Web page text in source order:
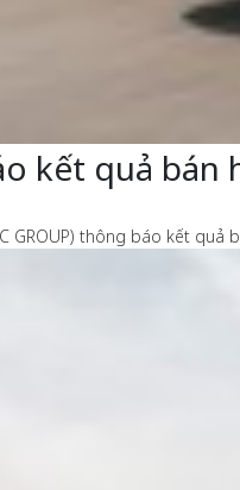
kết quả
GROUP) thông báo kết